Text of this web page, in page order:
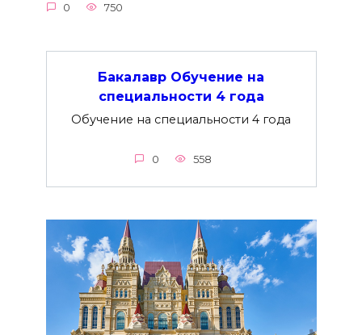
0 750
Бакалавр Обучение на
специальности 4 года
Обучение на специальности 4 года
0 558